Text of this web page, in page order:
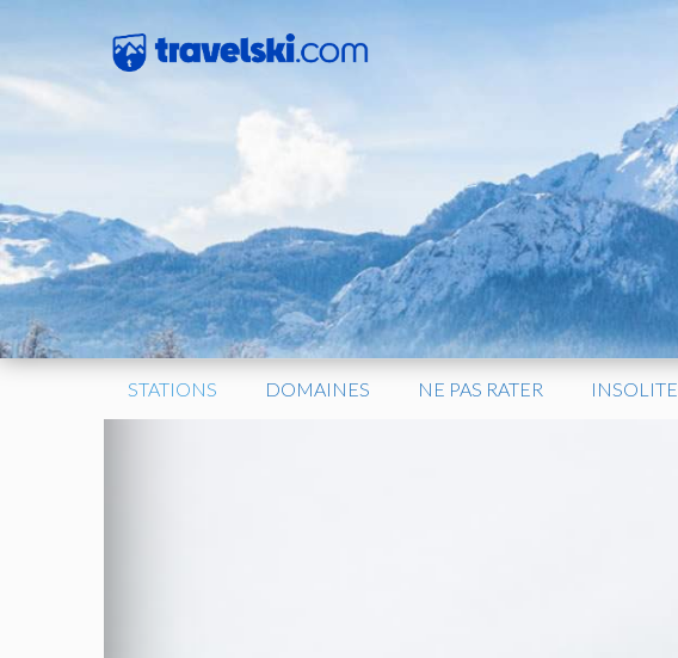
contenu
STATIONS DOMAINES NE PAS RATER INSOLITE